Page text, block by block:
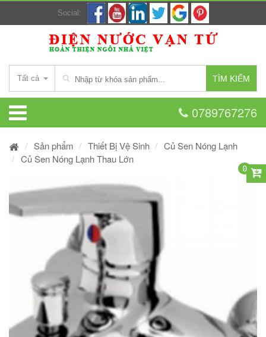
Social:
TÌM KIẾM
Tất cả
0
0789767276
Sản phẩm Thiết Bị Vệ Sinh
Củ Sen Nóng Lạnh
Củ Sen Nóng Lạnh Thau Lớn